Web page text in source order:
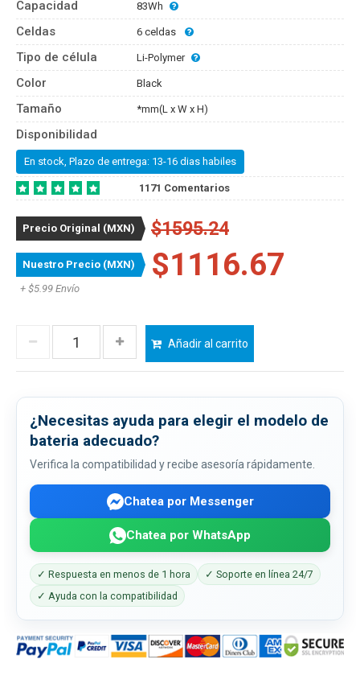
Capacidad 83Wh
Celdas 6 celdas
Tipo de célula Li-Polymer
Color Black
Tamaño *mm(L x W x H)
Disponibilidad
En stock, Plazo de entrega: 13-16 dias habiles
1171 Comentarios
Precio Original (MXN) $1595.24
Nuestro Precio (MXN) $1116.67
+ $5.99 Envío
Añadir al carrito
¿Necesitas ayuda para elegir el modelo de
bateria adecuado?
Verifica la compatibilidad y recibe asesoría rápidamente.
Chatea por Messenger
Chatea por WhatsApp
✓ Respuesta en menos de 1 hora
✓ Soporte en línea 24/7
✓ Ayuda con la compatibilidad